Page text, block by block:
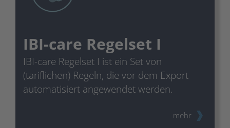
IBI-care Regelset I
IBI-care Regelset I ist ein Set von
(tariflichen) Regeln, die vor dem Export
automatisiert angewendet werden.
mehr